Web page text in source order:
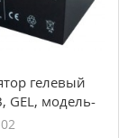
гелевый
GEL, модель-
MHB battery